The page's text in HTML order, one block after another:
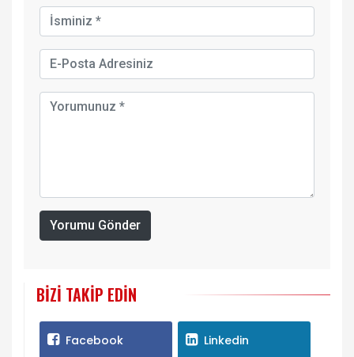
Yorumu Gönder
BIZI TAKIP EDIN
Facebook Linkedin